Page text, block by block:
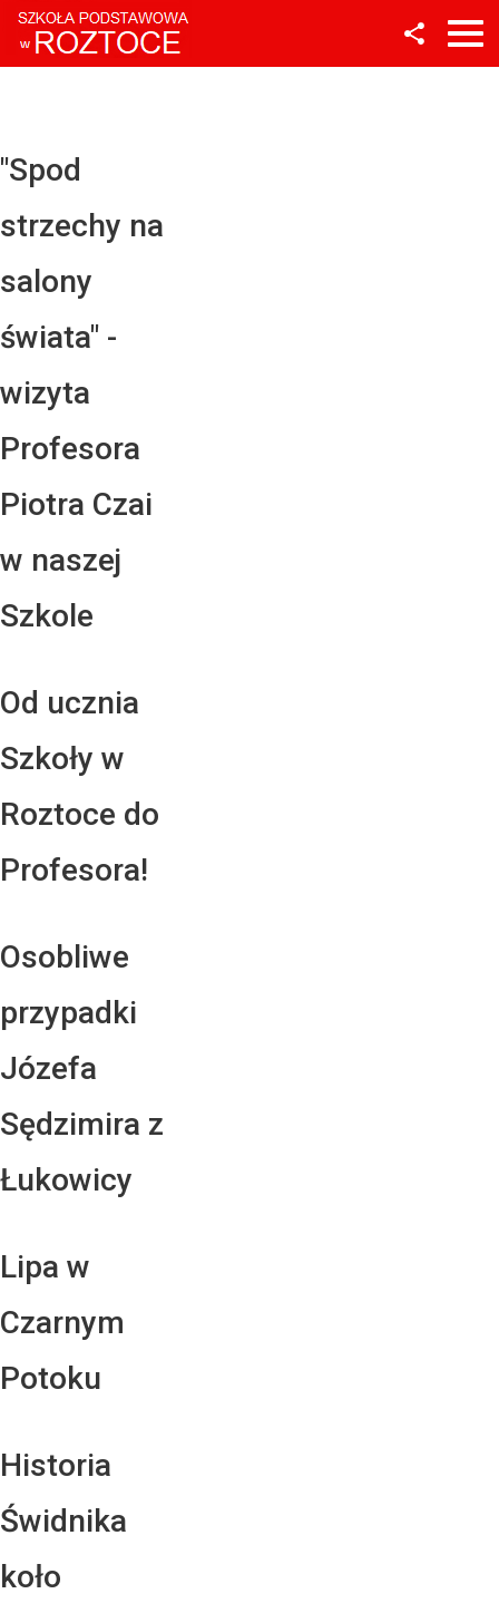
"Spod
strzechy na
salony
świata" -
wizyta
Profesora
Piotra Czai
w naszej
Szkole
Od ucznia
Szkoły w
Roztoce do
Profesora!
Osobliwe
przypadki
Józefa
Sędzimira z
Łukowicy
Lipa w
Czarnym
Potoku
Historia
Świdnika
koło